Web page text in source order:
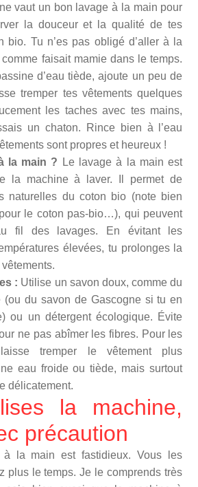
vaut un bon lavage à la main pour
la douceur et la qualité de tes
bio. Tu n’es pas obligé d’aller à la
faisait mamie dans le temps.
d’eau tiède, ajoute un peu de
tremper tes vêtements quelques
les taches avec tes mains,
un chaton. Rince bien à l’eau
sont propres et heureux !
la main ?
Le lavage à la main est
la machine à laver. Il permet de
naturelles du coton bio (note bien
le coton pas-bio…), qui peuvent
fil des lavages. En évitant les
élevées, tu prolonges la
: Utilise un savon doux, comme du
(ou du savon de Gascogne si tu en
ou un détergent écologique. Évite
ne pas abîmer les fibres. Pour les
tremper le vêtement plus
eau froide ou tiède, mais surtout
délicatement.
la machine,
précaution
la main est fastidieux. Vous les
plus le temps. Je le comprends très